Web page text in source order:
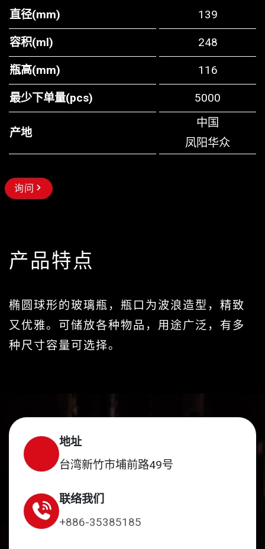
直径(mm) 139
容积(ml) 248
瓶高(mm) 116
最少下单量(pcs) 5000
产地
中国
凤阳华众
询问
产品特点
椭圆球形的玻璃瓶，瓶口为波浪造型，精致
又优雅。可储放各种物品，用途广泛，有多
种尺寸容量可选择。
地址
台湾新竹市埔前路49号
联络我们
+886-35385185